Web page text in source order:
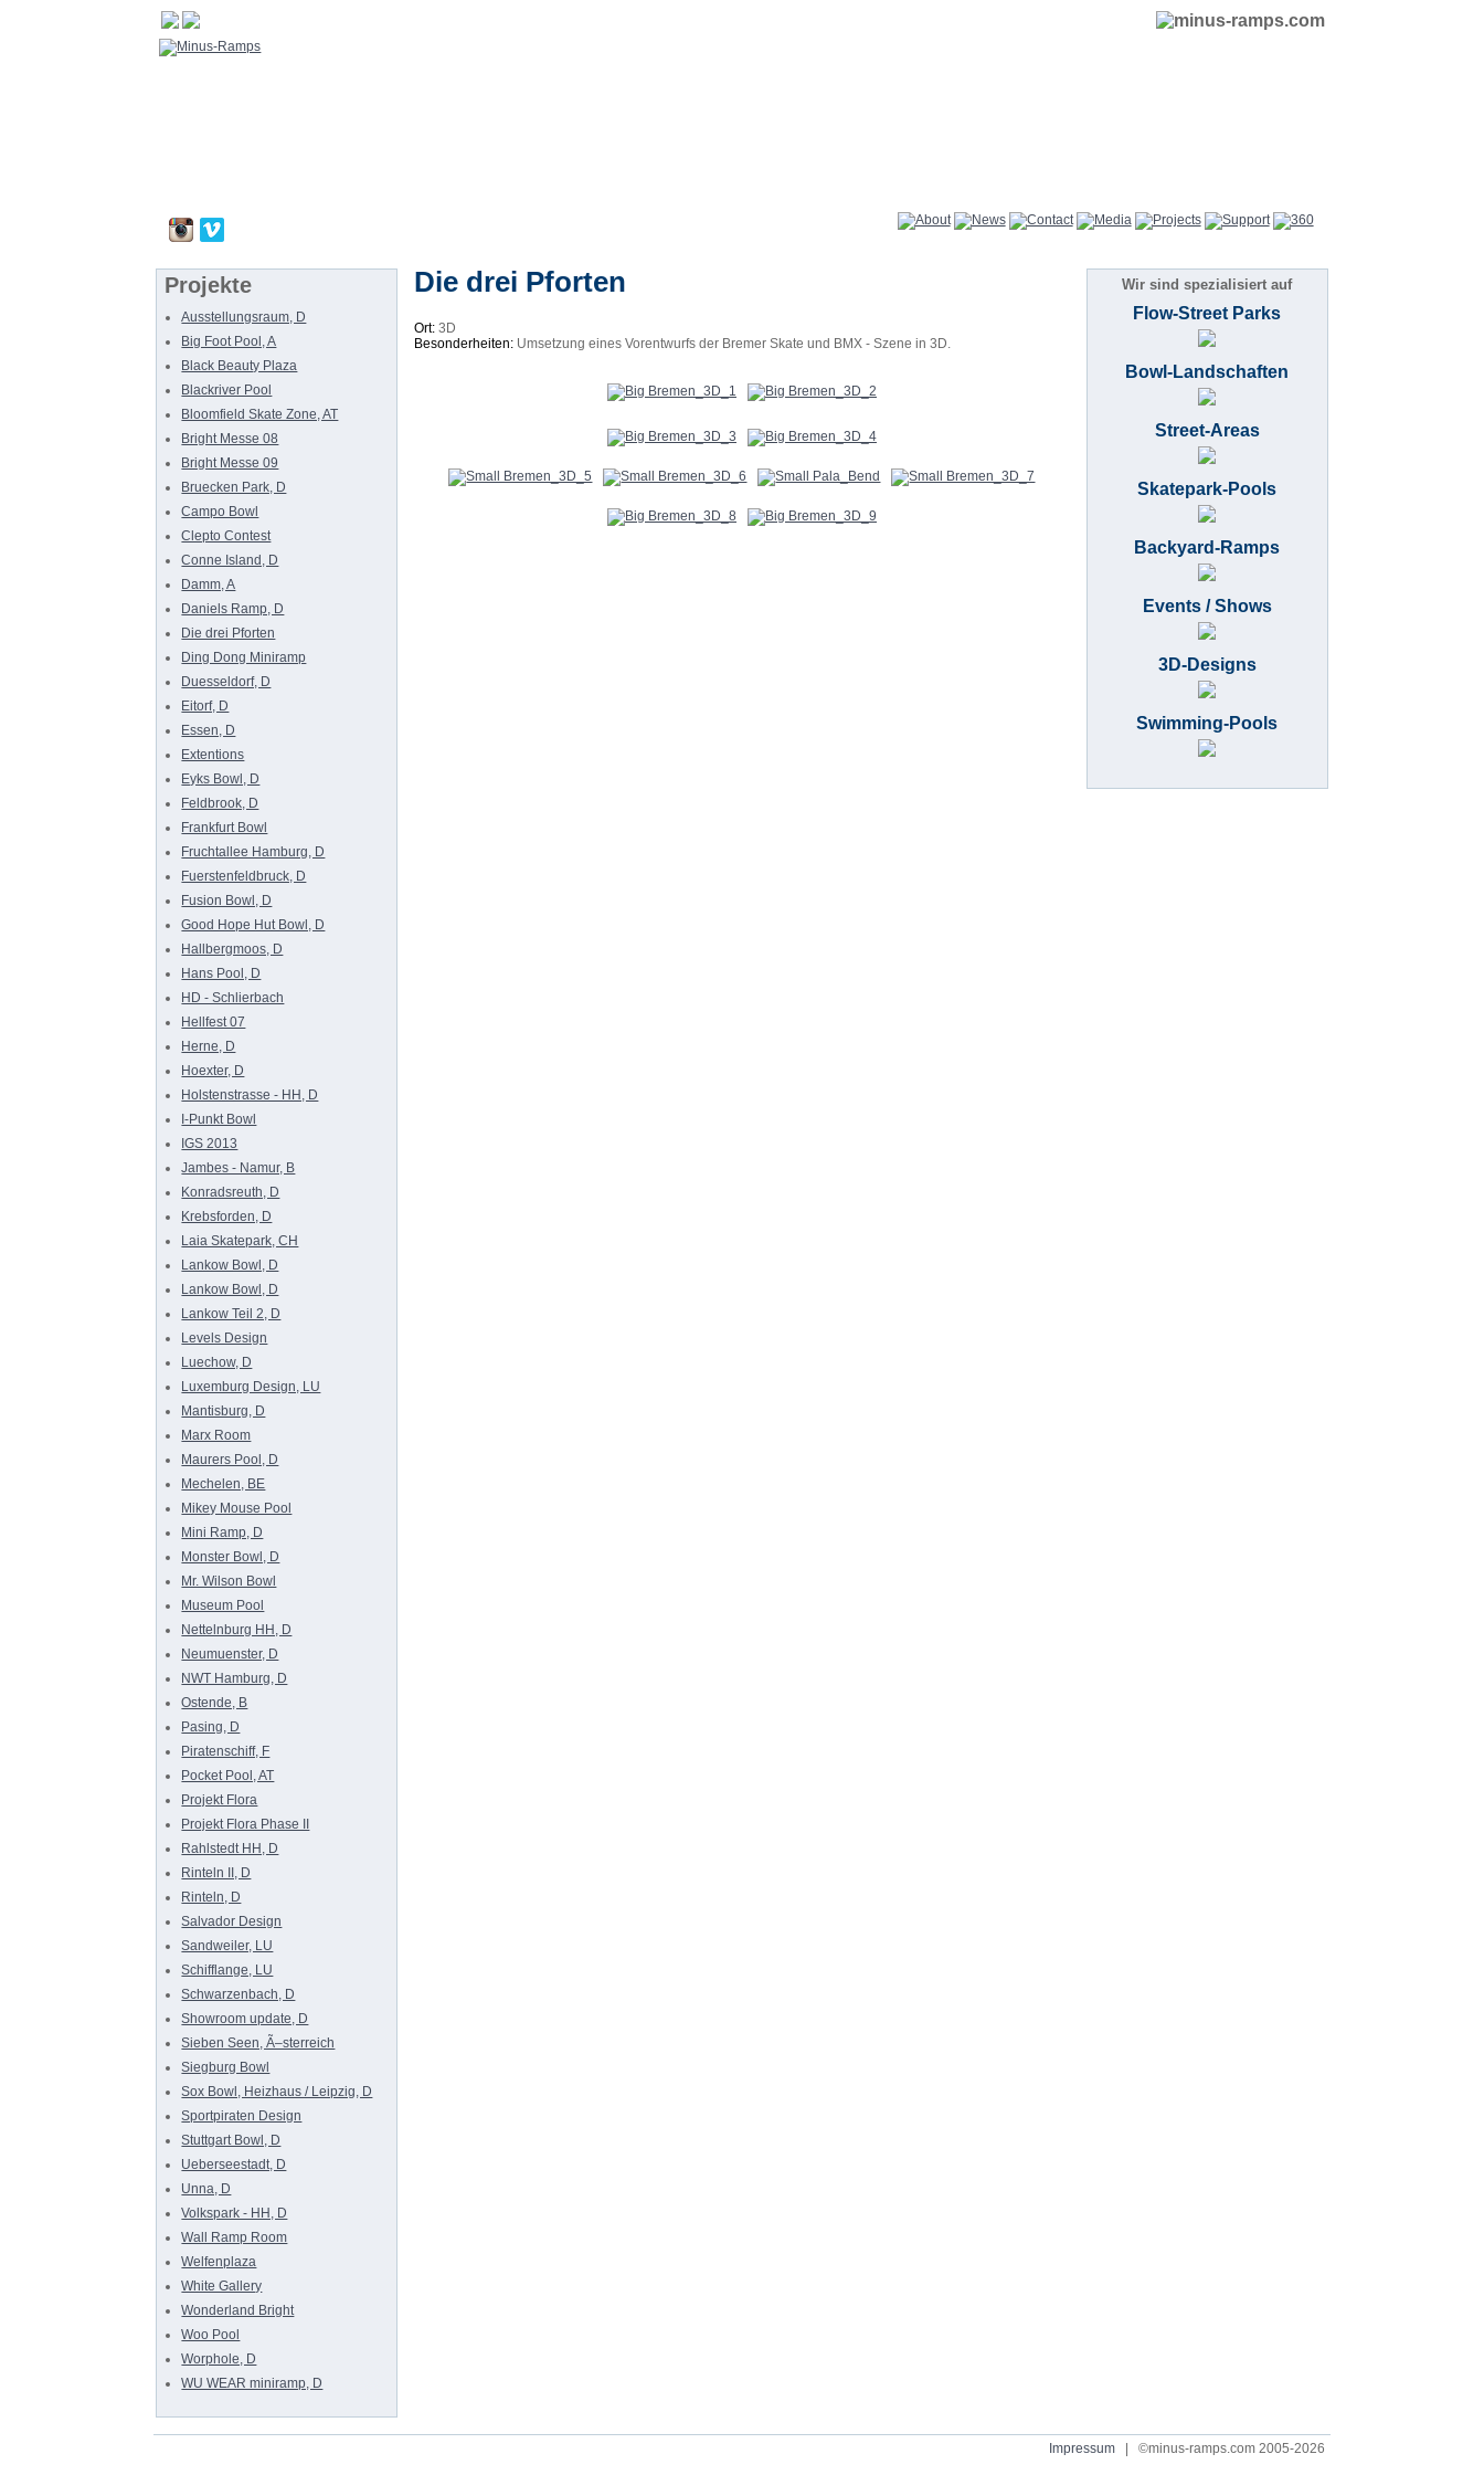
Projekte
Ausstellungsraum, D
Big Foot Pool, A
Black Beauty Plaza
Blackriver Pool
Bloomfield Skate Zone, AT
Bright Messe 08
Bright Messe 09
Bruecken Park, D
Campo Bowl
Clepto Contest
Conne Island, D
Damm, A
Daniels Ramp, D
Die drei Pforten
Ding Dong Miniramp
Duesseldorf, D
Eitorf, D
Essen, D
Extentions
Eyks Bowl, D
Feldbrook, D
Frankfurt Bowl
Fruchtallee Hamburg, D
Fuerstenfeldbruck, D
Fusion Bowl, D
Good Hope Hut Bowl, D
Hallbergmoos, D
Hans Pool, D
HD - Schlierbach
Hellfest 07
Herne, D
Hoexter, D
Holstenstrasse - HH, D
I-Punkt Bowl
IGS 2013
Jambes - Namur, B
Konradsreuth, D
Krebsforden, D
Laia Skatepark, CH
Lankow Bowl, D
Lankow Bowl, D
Lankow Teil 2, D
Levels Design
Luechow, D
Luxemburg Design, LU
Mantisburg, D
Marx Room
Maurers Pool, D
Mechelen, BE
Mikey Mouse Pool
Mini Ramp, D
Monster Bowl, D
Mr. Wilson Bowl
Museum Pool
Nettelnburg HH, D
Neumuenster, D
NWT Hamburg, D
Ostende, B
Pasing, D
Piratenschiff, F
Pocket Pool, AT
Projekt Flora
Projekt Flora Phase II
Rahlstedt HH, D
Rinteln II, D
Rinteln, D
Salvador Design
Sandweiler, LU
Schifflange, LU
Schwarzenbach, D
Showroom update, D
Sieben Seen, Ã–sterreich
Siegburg Bowl
Sox Bowl, Heizhaus / Leipzig, D
Sportpiraten Design
Stuttgart Bowl, D
Ueberseestadt, D
Unna, D
Volkspark - HH, D
Wall Ramp Room
Welfenplaza
White Gallery
Wonderland Bright
Woo Pool
Worphole, D
WU WEAR miniramp, D
Die drei Pforten
Ort: 3D
Besonderheiten: Umsetzung eines Vorentwurfs der Bremer Skate und BMX - Szene in 3D.
Wir sind spezialisiert auf
Flow-Street Parks
Bowl-Landschaften
Street-Areas
Skatepark-Pools
Backyard-Ramps
Events / Shows
3D-Designs
Swimming-Pools
Impressum| ©minus-ramps.com 2005-2026